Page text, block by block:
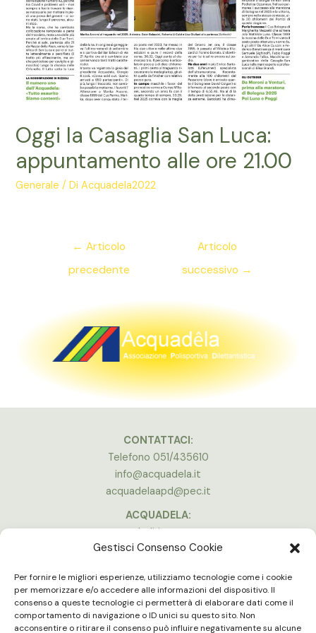
Gestisci Consenso Cookie
Per fornire le migliori esperienze, utilizziamo tecnologie come i cookie
per memorizzare e/o accedere alle informazioni del dispositivo. Il
consenso a queste tecnologie ci permetterà di elaborare dati come il
comportamento di navigazione o ID unici su questo sito. Non
acconsentire o ritirare il consenso può influire negativamente su alcune
Oggi la Casaglia San Luca:
appuntamento alle ore 21.00
Generale / DiAcquadela2022
Navigazione
← Articolo
precedente
Articolo
successivo →
CONTATTACI:
Telefono 051/435610
info@acquadela.it
acquadelaapd@pec.it
ACQUADELA:
Indirizzo:
Via A. Costa, 174, 40134 Bologna
Vedi la mappa
ORARI APERTURA:
Lun - Ven 16:00 - 20:00